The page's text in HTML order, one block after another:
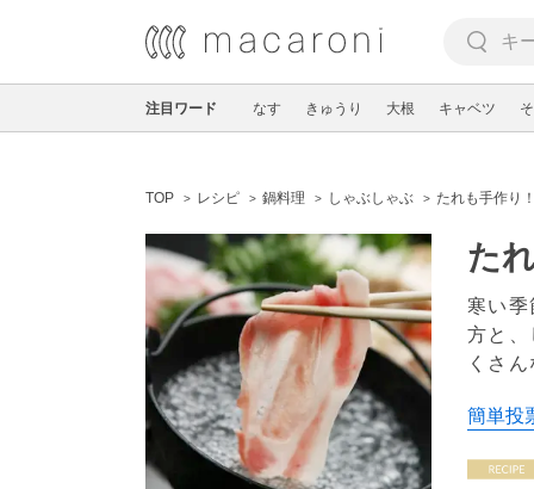
注目ワード なす きゅうり 大根 キャベツ
TOP レシピ 鍋料理 しゃぶしゃぶ たれも手作り
た
寒い
方と
くさ
簡単投